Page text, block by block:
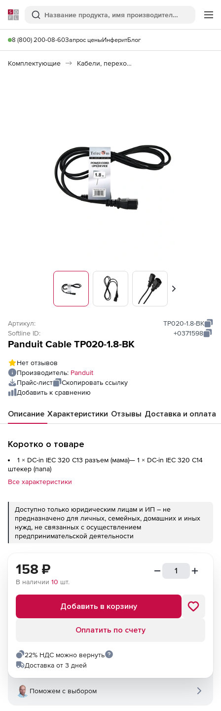
Softline
Поиск
8 (800) 200-08-60Запрос ценыИнферитБлог
Комплектующие Кабели, переходники, разъемы
Вперед
Артикул:
TP020-1.8-BK
Softline ID:
+0371598
Panduit Cable TP020-1.8-BK
Нет отзывов
Производитель: Panduit
Прайс-лист
Скопировать ссылку
Добавить к сравнению
Описание Характеристики Отзывы Доставка и оплата
Коротко о товаре
1 × DC-in IEC 320 C13 разъем (мама)— 1 × DC-in IEC 320 C14
штекер (папа)
Все характеристики
Доступно только юридическим лицам и ИП – не
предназначено для личных, семейных, домашних и иных
нужд, не связанных с осуществлением
предпринимательской деятельности
158 ₽
В наличии 10 шт.
Добавить в корзину
Оплатить по счету
22% НДС можно вернуть
Доставка от 3 дней
Поможем с выбором